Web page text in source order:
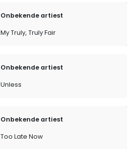
Onbekende artiest
My Truly, Truly Fair
Onbekende artiest
Unless
Onbekende artiest
Too Late Now